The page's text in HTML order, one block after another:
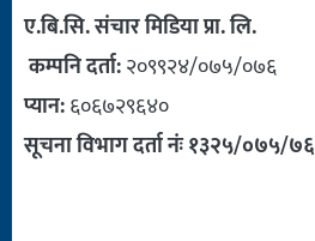
ए.बि.सि. संचार मिडिया प्रा. लि.
कम्पनि दर्ता:२०९९२४/०७५/०७६
प्यान:६०६७२९६४०
सूचना विभाग दर्ता नंः १३२५/०७५/७६